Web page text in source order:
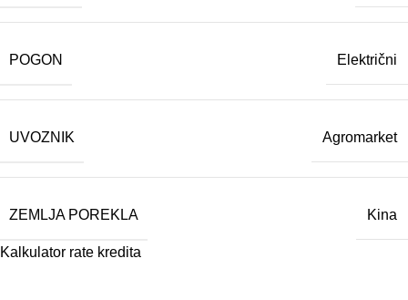
POGON Električni
UVOZNIK Agromarket
ZEMLJA POREKLA Kina
Kalkulator rate kredita